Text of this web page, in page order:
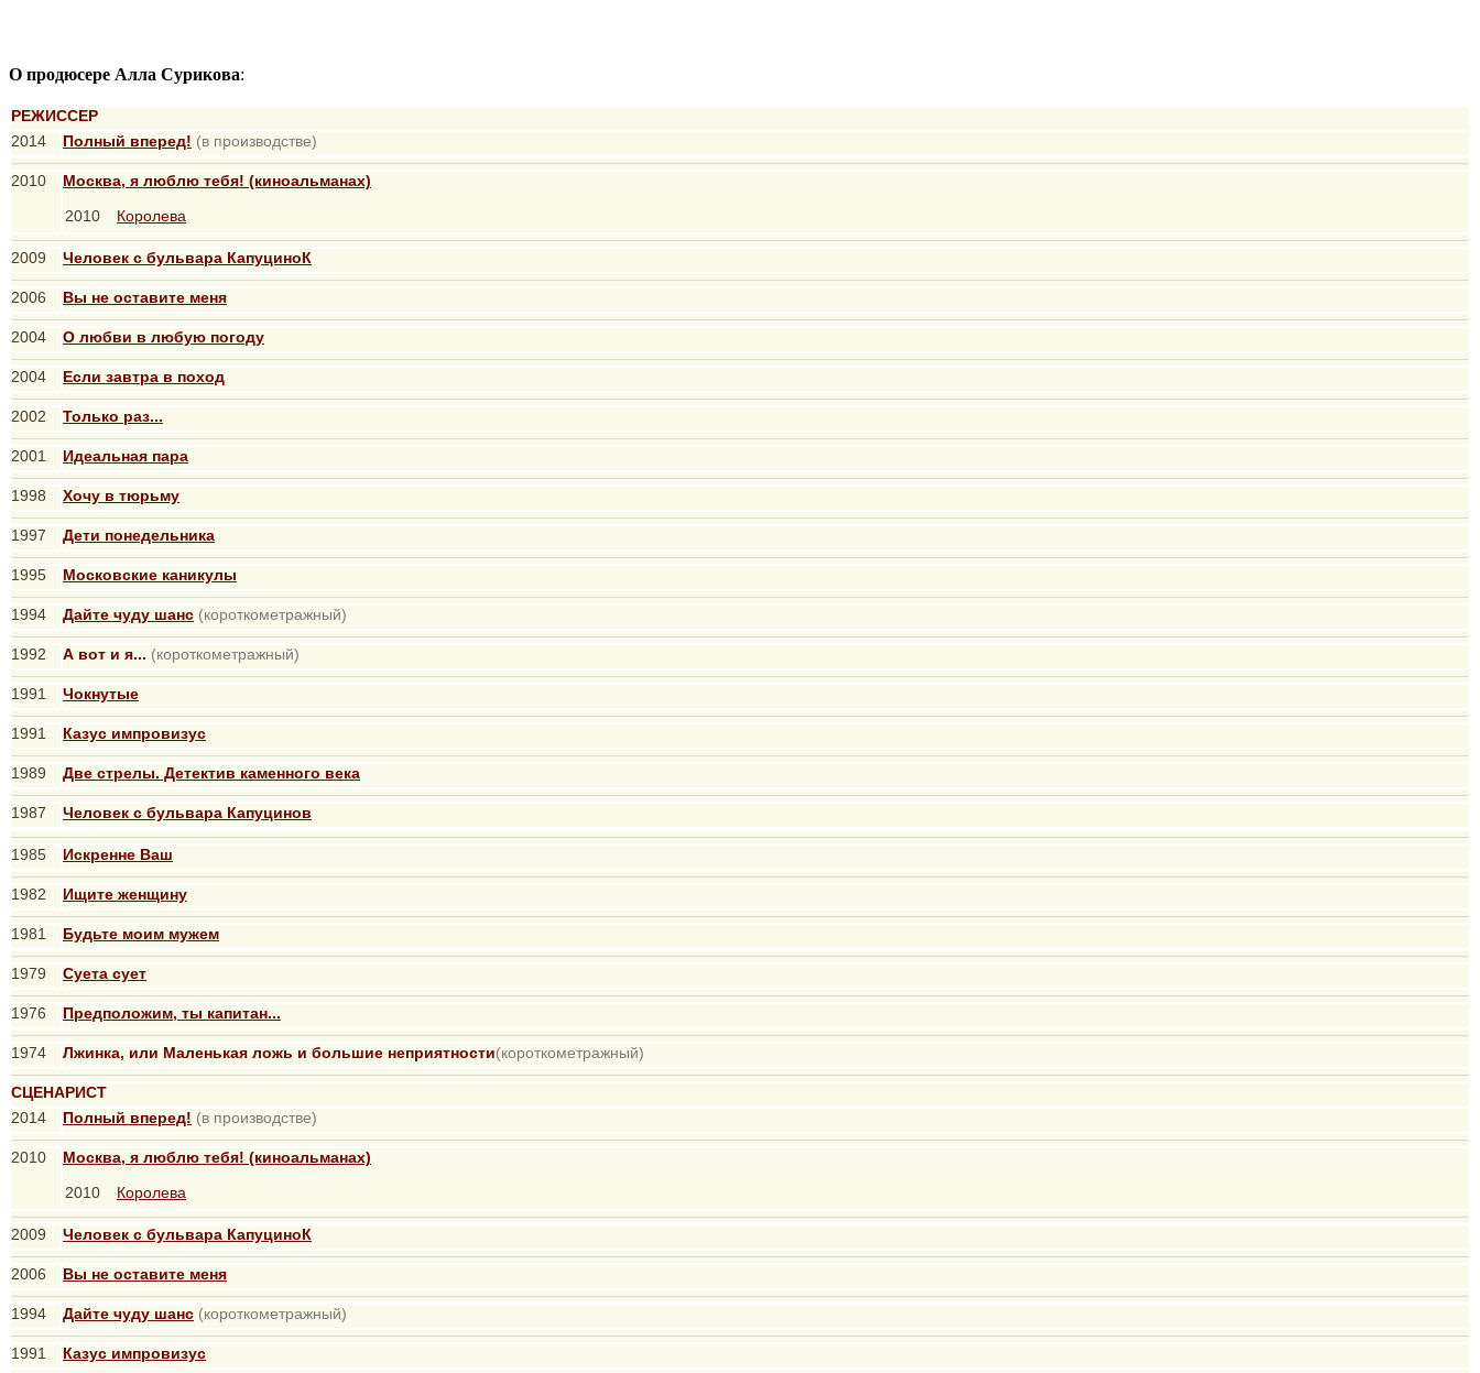
О продюсере Алла Сурикова:
РЕЖИССЕР
2014
Полный вперед! (в производстве)
2010
Москва, я люблю тебя! (киноальманах)
2010
Королева
2009 Человек с бульвара КапуциноК
2006 Вы не оставите меня
2004 О любви в любую погоду
2004 Если завтра в поход
2002 Только раз...
2001 Идеальная пара
1998 Хочу в тюрьму
1997 Дети понедельника
1995 Московские каникулы
1994 Дайте чуду шанс (короткометражный)
1992 А вот и я... (короткометражный)
1991 Чокнутые
1991 Казус импровизус
1989 Две стрелы. Детектив каменного века
1987 Человек с бульвара Капуцинов
1985 Искренне Ваш
1982 Ищите женщину
1981 Будьте моим мужем
1979 Суета сует
1976 Предположим, ты капитан...
1974 Лжинка, или Маленькая ложь и большие неприятности(короткометражный)
СЦЕНАРИСТ
2014
Полный вперед! (в производстве)
2010
Москва, я люблю тебя! (киноальманах)
2010
Королева
2009 Человек с бульвара КапуциноК
2006 Вы не оставите меня
1994 Дайте чуду шанс (короткометражный)
1991 Казус импровизус